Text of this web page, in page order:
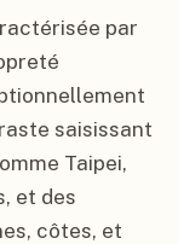
par
saisissant
Taipei,
et des
côtes, et